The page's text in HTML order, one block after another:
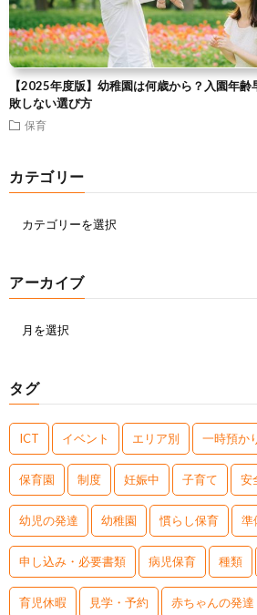
【2025年度版】幼稚園は何歳から？入園年
敗しない選び方
保育
カテゴリー
アーカイブ
タグ
ICT イベント エリア別 一時預か
保育園 制度 妊娠中 子育て 安
幼児の発達 幼稚園 慣らし保育 準
申し込み・必要書類 病児保育 種類
育児休暇 見学・予約 赤ちゃんの発達